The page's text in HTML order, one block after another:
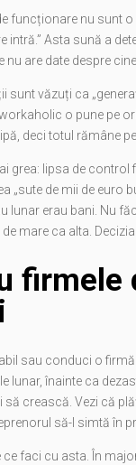
funcționare nu sunt
intră.” Asta sună a
nu are date despre
sunt văzuți ca
o pune pe
deci totul rămâne
grea: lipsa de
„sute de mii de euro
lunar erau bani. Nu
mare ca alta.
firmele
sau conduci o
lunar, înainte ca
crească. Vezi că
să-l simtă în
ce faci cu asta. În